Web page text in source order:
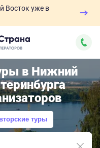
Восток уже в
в Нижний
туры